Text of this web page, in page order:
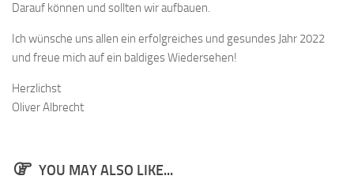
Darauf können und sollten wir aufbauen.
Ich wünsche uns allen ein erfolgreiches und gesundes Jahr 2022
und freue mich auf ein baldiges Wiedersehen!
Herzlichst
Oliver Albrecht
YOU MAY ALSO LIKE...